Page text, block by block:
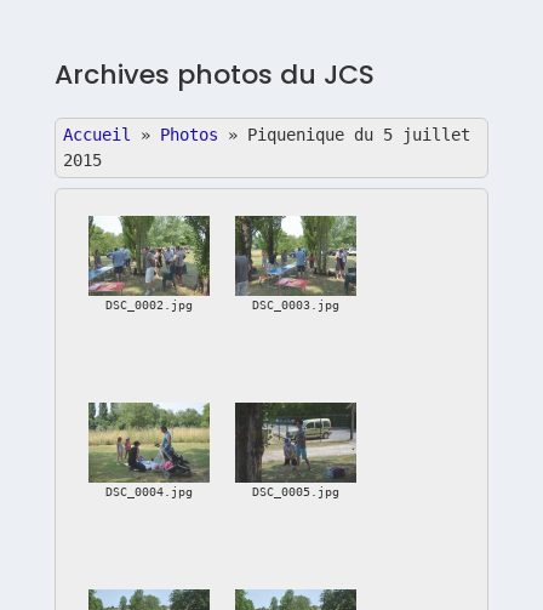
Archives photos du JCS
Accueil » Photos » Piquenique du 5 juillet
2015
DSC_0002.jpg DSC_0003.jpg
DSC_0004.jpg DSC_0005.jpg